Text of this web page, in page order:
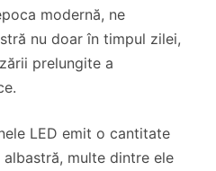
modernă, ne
nu doar în timpul zilei,
prelungite a
LED emit o cantitate
multe dintre ele